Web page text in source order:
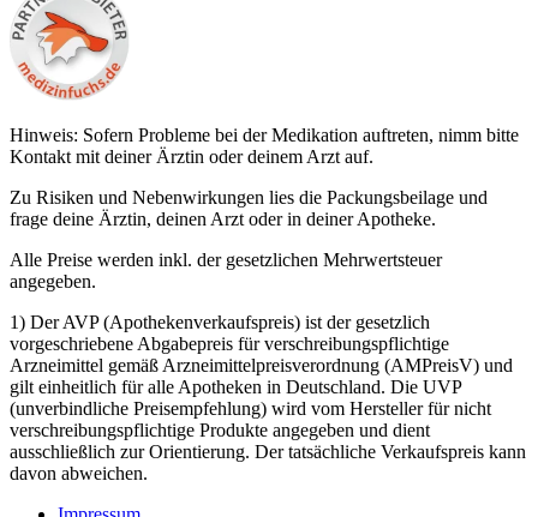
Hinweis: Sofern Probleme bei der Medikation auftreten, nimm bitte
Kontakt mit deiner Ärztin oder deinem Arzt auf.
Zu Risiken und Nebenwirkungen lies die Packungsbeilage und
frage deine Ärztin, deinen Arzt oder in deiner Apotheke.
Alle Preise werden inkl. der gesetzlichen Mehrwertsteuer
angegeben.
1) Der AVP (Apothekenverkaufspreis) ist der gesetzlich
vorgeschriebene Abgabepreis für verschreibungspflichtige
Arzneimittel gemäß Arzneimittelpreisverordnung (AMPreisV) und
gilt einheitlich für alle Apotheken in Deutschland. Die UVP
(unverbindliche Preisempfehlung) wird vom Hersteller für nicht
verschreibungspflichtige Produkte angegeben und dient
ausschließlich zur Orientierung. Der tatsächliche Verkaufspreis kann
davon abweichen.